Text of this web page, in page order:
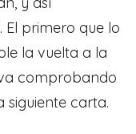
El primero que lo
la vuelta a la
comprobando
siguiente carta.